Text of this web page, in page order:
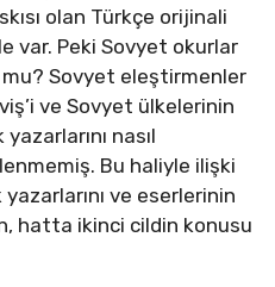
olan Türkçe orijinali
var. Peki Sovyet okurlar
mu? Sovyet eleştirmenler
ve Sovyet ülkelerinin
nasıl
Bu haliyle ilişki
ve eserlerinin
hatta ikinci cildin konusu